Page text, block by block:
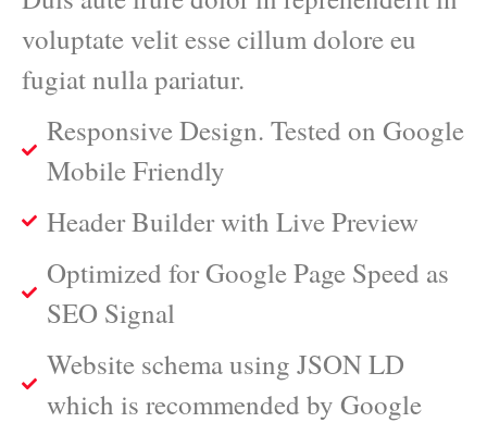
voluptate velit esse cillum dolore eu
fugiat nulla pariatur.
Responsive Design. Tested on Google
Mobile Friendly
Header Builder with Live Preview
Optimized for Google Page Speed as
SEO Signal
Website schema using JSON LD
which is recommended by Google